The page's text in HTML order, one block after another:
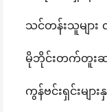
သင်တန်းသူမျာ
မိုဘိုင်းတက်တူးဆရ
ကွန်ဗင်းရှင်းမျာ